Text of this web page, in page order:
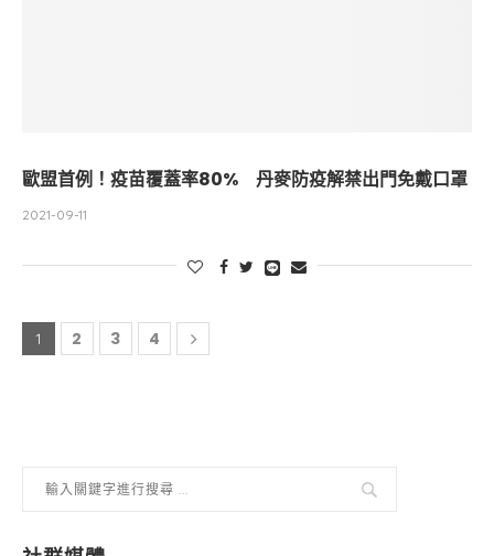
歐盟首例！疫苗覆蓋率80% 丹麥防疫解禁出門免戴口罩
2021-09-11
1 2 3 4